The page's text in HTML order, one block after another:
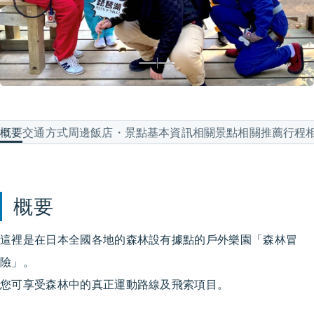
概要交通方式周邊飯店・景點基本資訊相關景點相關推薦行程
概要
這裡是在日本全國各地的森林設有據點的戶外樂園「森林冒
險」。
您可享受森林中的真正運動路線及飛索項目。